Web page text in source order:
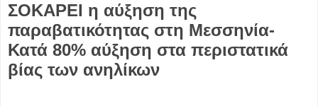
ΣΟΚΑΡΕΙ η αύξηση της
παραβατικότητας στη Μεσσηνία-
Κατά 80% αύξηση στα περιστατικά
βίας των ανηλίκων